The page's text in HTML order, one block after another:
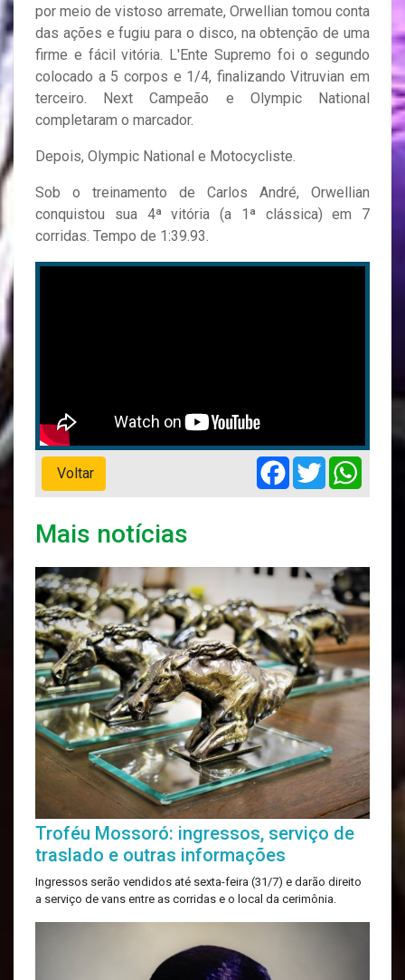
por meio de vistoso arremate, Orwellian tomou conta
das ações e fugiu para o disco, na obtenção de uma
firme e fácil vitória. L'Ente Supremo foi o segundo
colocado a 5 corpos e 1/4, finalizando Vitruvian em
terceiro. Next Campeão e Olympic National
completaram o marcador.
Depois, Olympic National e Motocycliste.
Sob o treinamento de Carlos André, Orwellian
conquistou sua 4ª vitória (a 1ª clássica) em 7
corridas. Tempo de 1:39.93.
Voltar
Facebook
Twitter
Mais notícias
Troféu Mossoró: ingressos, serviço de
traslado e outras informações
Ingressos serão vendidos até sexta-feira (31/7) e darão direito
a serviço de vans entre as corridas e o local da cerimônia.